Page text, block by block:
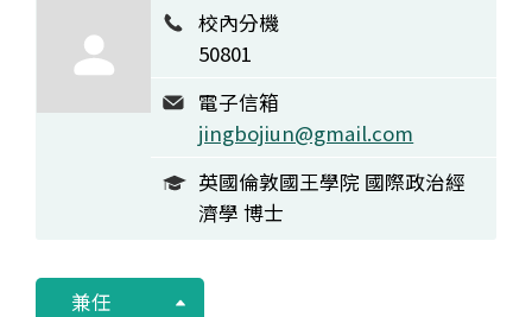
校內分機
50801
電子信箱
jingbojiun@gmail.com
英國倫敦國王學院 國際政治經
濟學 博士
兼任